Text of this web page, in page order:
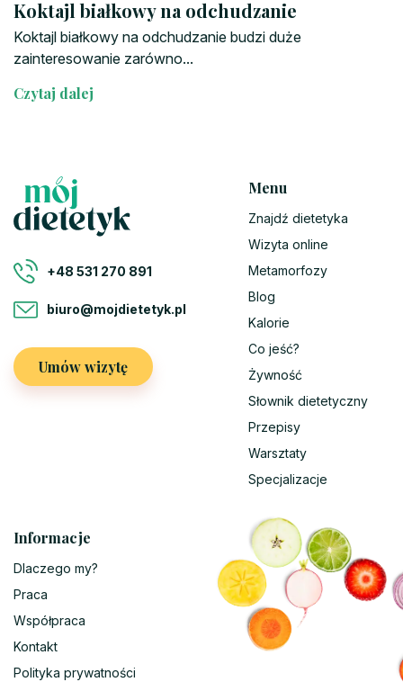
Koktajl białkowy na odchudzanie
Koktajl białkowy na odchudzanie budzi duże
zainteresowanie zarówno...
Czytaj dalej
+48 531 270 891
biuro@mojdietetyk.pl
Umów wizytę
Menu
Znajdź dietetyka
Wizyta online
Metamorfozy
Blog
Kalorie
Co jeść?
Żywność
Słownik dietetyczny
Przepisy
Warsztaty
Specjalizacje
Informacje
Dlaczego my?
Praca
Współpraca
Kontakt
Polityka prywatności